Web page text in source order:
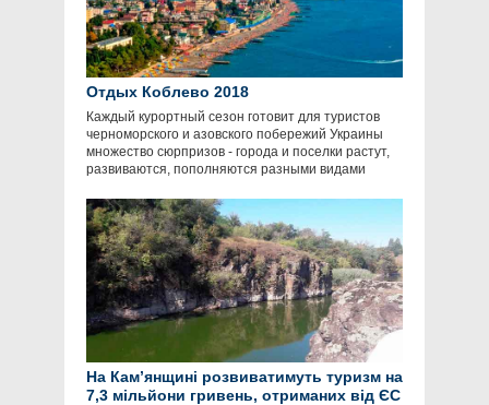
Отдых Коблево 2018
Каждый курортный сезон готовит для туристов
черноморского и азовского побережий Украины
множество сюрпризов - города и поселки растут,
развиваются, пополняются разными видами
На Кам’янщині розвиватимуть туризм на
7,3 мільйони гривень, отриманих від ЄС